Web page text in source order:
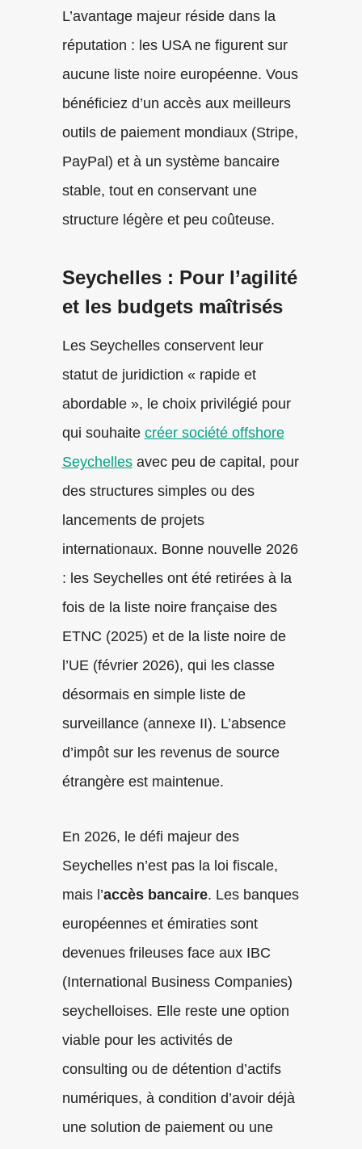
L’avantage majeur réside dans la
réputation : les USA ne figurent sur
aucune liste noire européenne. Vous
bénéficiez d’un accès aux meilleurs
outils de paiement mondiaux (Stripe,
PayPal) et à un système bancaire
stable, tout en conservant une
structure légère et peu coûteuse.
Seychelles : Pour l’agilité
et les budgets maîtrisés
Les Seychelles conservent leur
statut de juridiction « rapide et
abordable », le choix privilégié pour
qui souhaite créer société offshore
Seychellesavec peu de capital, pour
des structures simples ou des
lancements de projets
internationaux. Bonne nouvelle 2026
: les Seychelles ont été retirées à la
fois de la liste noire française des
ETNC (2025) et de la liste noire de
l’UE (février 2026), qui les classe
désormais en simple liste de
surveillance (annexe II). L’absence
d’impôt sur les revenus de source
étrangère est maintenue.
En 2026, le défi majeur des
Seychelles n’est pas la loi fiscale,
mais l’accès bancaire. Les banques
européennes et émiraties sont
devenues frileuses face aux IBC
(International Business Companies)
seychelloises. Elle reste une option
viable pour les activités de
consulting ou de détention d’actifs
numériques, à condition d’avoir déjà
une solution de paiement ou une